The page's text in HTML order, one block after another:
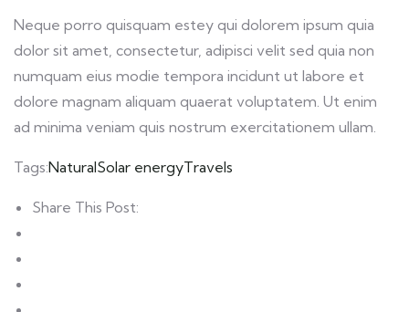
Neque porro quisquam estey qui dolorem ipsum quia
dolor sit amet, consectetur, adipisci velit sed quia non
numquam eius modie tempora incidunt ut labore et
dolore magnam aliquam quaerat voluptatem. Ut enim
ad minima veniam quis nostrum exercitationem ullam.
Tags:NaturalSolar energyTravels
Share This Post: